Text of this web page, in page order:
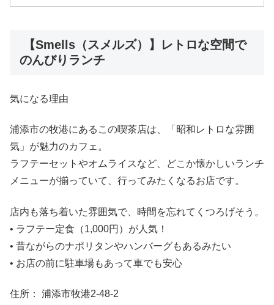
【Smells（スメルズ）】レトロな空間で
のんびりランチ
気になる理由
浦添市の牧港にあるこの喫茶店は、「昭和レトロな雰囲
気」が魅力のカフェ。
ラフテーセットやオムライスなど、どこか懐かしいランチ
メニューが揃っていて、行ってみたくなるお店です。
店内も落ち着いた雰囲気で、時間を忘れてくつろげそう。
• ラフテー定食（1,000円）が人気！
• 昔ながらのナポリタンやハンバーグもあるみたい
• お店の前に駐車場もあって車でも安心
住所： 浦添市牧港2-48-2